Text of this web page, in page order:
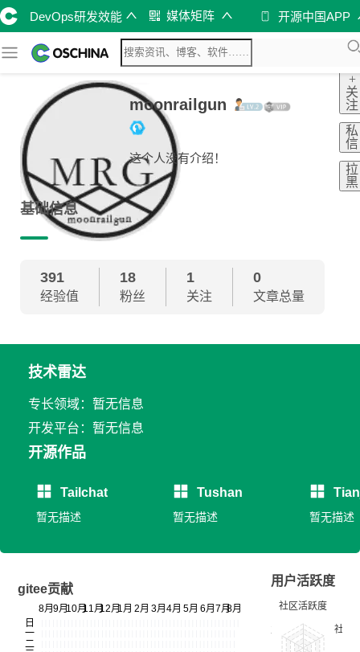
DevOps研发效能 媒体矩阵 开源中国APP
moonrailgun
这个人没有介绍！
+
关
注
私
信
拉
黑
基础信息
391
经验值
18
粉丝
1
关注
0
文章总量
技术雷达
专长领域：暂无信息
开发平台：暂无信息
开源作品
Tailchat
暂无描述
Tushan
暂无描述 暂无描述
gitee贡献
用户活跃度